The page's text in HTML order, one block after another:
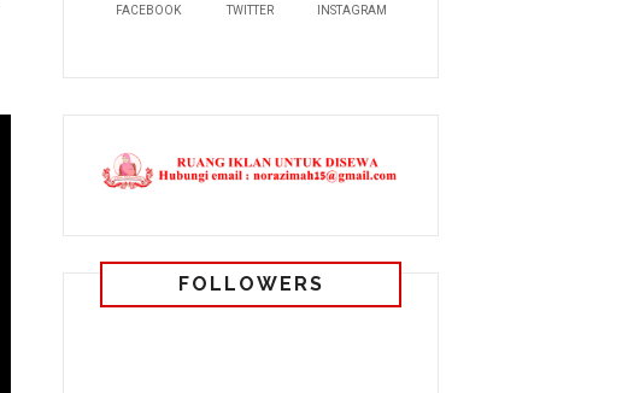
FACEBOOK TWITTER INSTAGRAM
FOLLOWERS